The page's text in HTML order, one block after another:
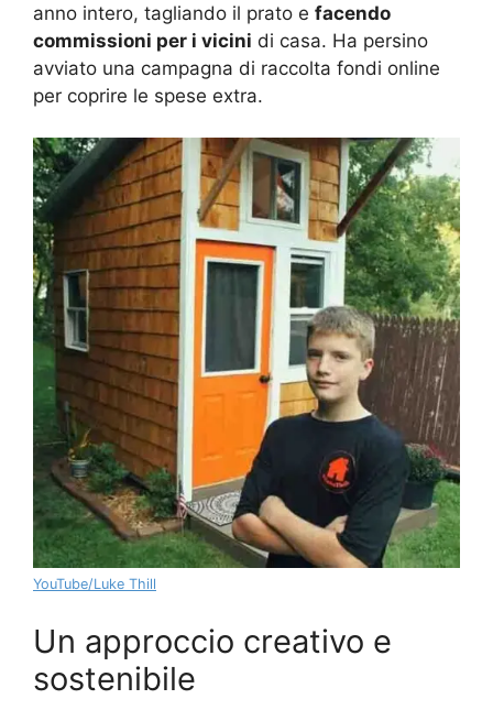
anno intero, tagliando il prato e facendo
commissioni per i vicini di casa. Ha persino
avviato una campagna di raccolta fondi online
per coprire le spese extra.
YouTube/Luke Thill
Un approccio creativo e
sostenibile